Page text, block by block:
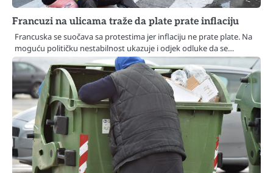
Francuzi na ulicama traže da plate prate inflaciju
Francuska se suočava sa protestima jer inflaciju ne prate plate. Na
moguću političku nestabilnost ukazuje i odjek odluke da se…